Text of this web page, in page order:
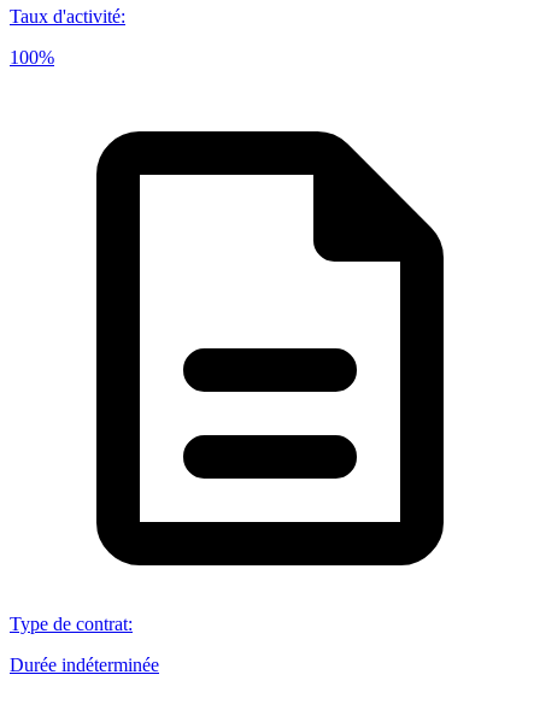
Taux d'activité:
100%
Type de contrat:
Durée indéterminée